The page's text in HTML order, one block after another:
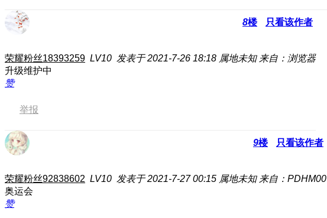
8楼 只看该作者
荣耀粉丝18393259 LV10 发表于 2021-7-26 18:18 属地未知 来自：浏览器
升级维护中
赞
举报
9楼 只看该作者
荣耀粉丝92838602 LV10 发表于 2021-7-27 00:15 属地未知 来自：PDHM00
奥运会
赞